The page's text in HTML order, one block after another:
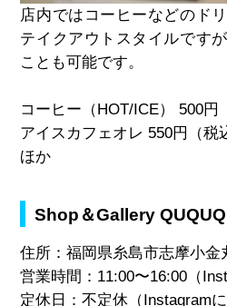
店内ではコーヒーなどのド
テイクアウトスタイルです
ことも可能です。
コーヒー（HOT/ICE） 500円
アイスカフェオレ 550円（税
ほか
Shop＆Gallery
住所：福岡県糸島市志摩小金
営業時間： 11:00〜16:00 （
定休日：不定休（Instagram